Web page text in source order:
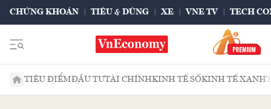
CHỨNG KHOÁN TIÊU & DÙNG XE VNE TV TECH
TIÊU ĐIỂMĐẦU TƯTÀI CHÍNHKINH TẾ SỐKINH TẾ XANH